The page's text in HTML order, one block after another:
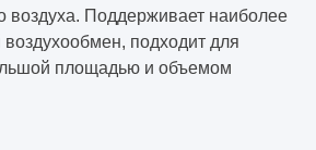
воздуха. Поддерживает наиболее
подходит для
площадью и объемом